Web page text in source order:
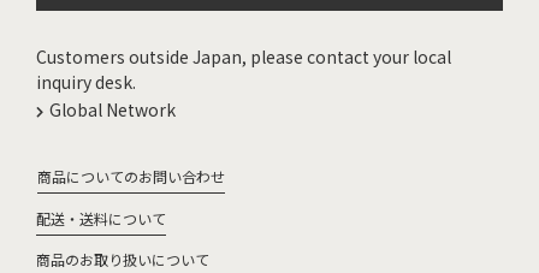
Customers outside Japan, please contact your local
inquiry desk.
Global Network
商品についてのお問い合わせ
配送・送料について
商品のお取り扱いについて